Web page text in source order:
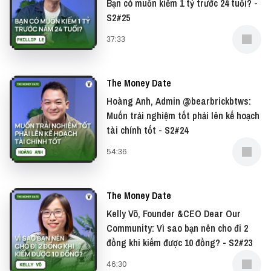
● Buy me a coffee:
https://www.buymeacoffee.com/vietcetera
Bạn có muốn kiếm 1 tỷ trước 24 tuổi? -
S2#25
37:33
The Money Date
Hoàng Anh, Admin @bearbrickbtws:
Muốn trải nghiệm tốt phải lên kế hoạch
tài chính tốt - S2#24
54:36
The Money Date
Kelly Võ, Founder &CEO Dear Our
Community: Vì sao bạn nên cho đi 2
đồng khi kiếm được 10 đồng? - S2#23
46:30